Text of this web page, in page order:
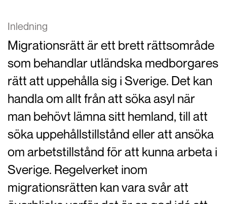
Inledning
Migrationsrätt är ett brett rättsområde
som behandlar utländska medborgares
rätt att uppehålla sig i Sverige. Det kan
handla om allt från att söka asyl när
man behövt lämna sitt hemland, till att
söka uppehållstillstånd eller att ansöka
om arbetstillstånd för att kunna arbeta i
Sverige. Regelverket inom
migrationsrätten kan vara svår att